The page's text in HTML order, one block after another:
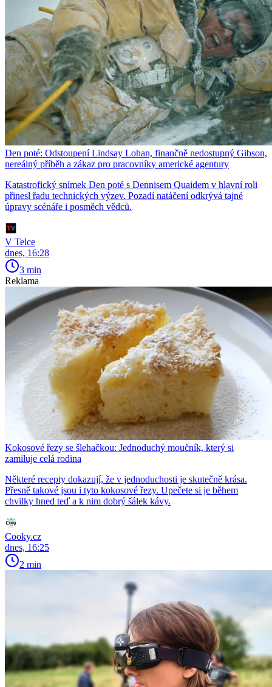
Den poté: Odstoupení Lindsay Lohan, finančně nedostupný Gibson,
nereálný příběh a zákaz pro pracovníky americké agentury
Katastrofický snímek Den poté s Dennisem Quaidem v hlavní roli
přinesl řadu technických výzev. Pozadí natáčení odkrývá tajné
úpravy scénáře i posměch vědců.
V Telce
dnes, 16:28
3 min
Reklama
Kokosové řezy se šlehačkou: Jednoduchý moučník, který si
zamiluje celá rodina
Některé recepty dokazují, že v jednoduchosti je skutečně krása.
Přesně takové jsou i tyto kokosové řezy. Upečete si je během
chvilky hned teď a k nim dobrý šálek kávy.
Cooky.cz
dnes, 16:25
2 min